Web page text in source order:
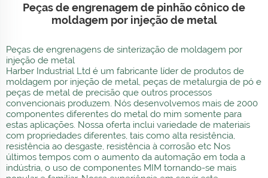
Peças de engrenagem de pinhão cônico de
moldagem por injeção de metal
Peças de engrenagens de sinterização de moldagem por
injeção de metal
Harber Industrial Ltd é um fabricante líder de produtos de
moldagem por injeção de metal, peças de metalurgia de pó e
peças de metal de precisão que outros processos
convencionais produzem. Nós desenvolvemos mais de 2000
componentes diferentes do metal do mim somente para
estas aplicações. Nossa oferta inclui variedade de materiais
com propriedades diferentes, tais como alta resistência,
resistência ao desgaste, resistência à corrosão etc Nos
últimos tempos com o aumento da automação em toda a
indústria, o uso de componentes MIM tornando-se mais